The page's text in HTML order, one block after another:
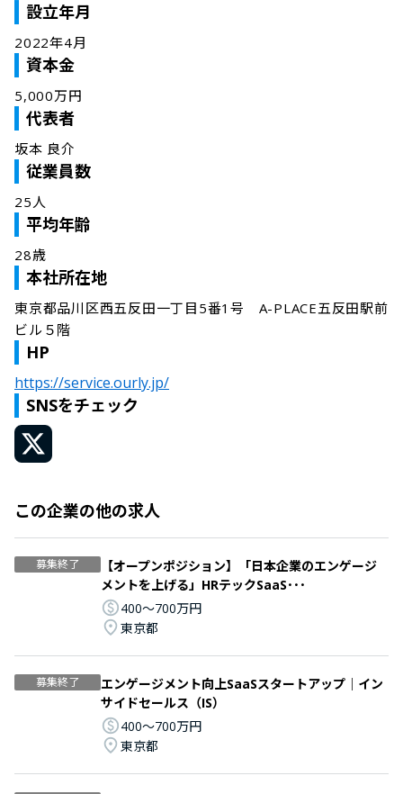
設立年月
2022年4月
資本金
5,000万円
代表者
坂本 良介
従業員数
25人
平均年齢
28歳
本社所在地
東京都品川区西五反田一丁目5番1号　A-PLACE五反田駅前
ビル５階
HP
https://service.ourly.jp/
SNSをチェック
この企業の他の求人
募集終了
【オープンポジション】「日本企業のエンゲージ
メントを上げる」HRテックSaaS･･･
400〜700万円
東京都
募集終了
エンゲージメント向上SaaSスタートアップ｜イン
サイドセールス（IS）
400〜700万円
東京都